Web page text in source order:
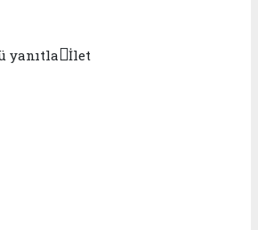
yanıtlaİlet